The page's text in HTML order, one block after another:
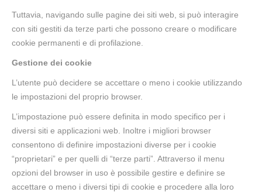
Tuttavia, navigando sulle pagine dei siti web, si può interagire
con siti gestiti da terze parti che possono creare o modificare
cookie permanenti e di profilazione.
Gestione dei cookie
L’utente può decidere se accettare o meno i cookie utilizzando
le impostazioni del proprio browser.
L’impostazione può essere definita in modo specifico per i
diversi siti e applicazioni web. Inoltre i migliori browser
consentono di definire impostazioni diverse per i cookie
“proprietari” e per quelli di “terze parti”. Attraverso il menu
opzioni del browser in uso è possibile gestire e definire se
accettare o meno i diversi tipi di cookie e procedere alla loro